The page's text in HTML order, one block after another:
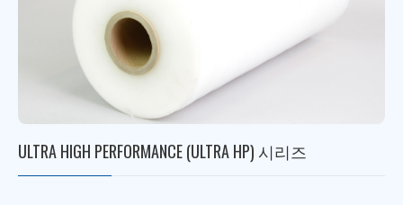
ULTRA HIGH PERFORMANCE (ULTRA HP) 시리즈